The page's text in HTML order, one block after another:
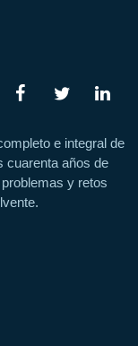
e integral de
cuarenta años de
y retos